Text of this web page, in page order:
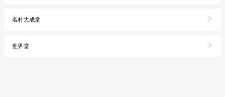
名村大成堂
世界堂